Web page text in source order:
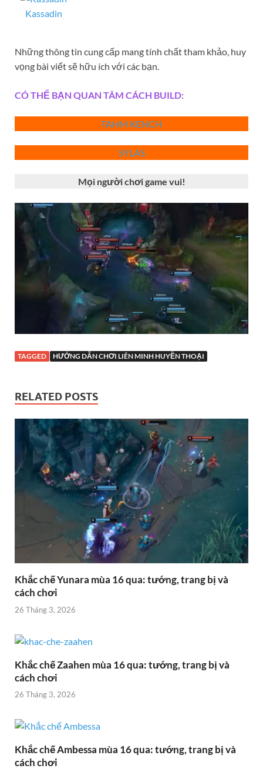
Kassadin
Những thông tin cung cấp mang tính chất tham khảo, huy
vọng bài viết sẽ hữu ích với các bạn.
CÓ THỂ BẠN QUAN TÂM CÁCH BUILD:
TAHM KENCH
SYLAS
Mọi người chơi game vui!
TAGGED HƯỚNG DẪN CHƠI LIÊN MINH HUYỀN THOẠI
RELATED POSTS
Khắc chế Yunara mùa 16 qua: tướng, trang bị và
cách chơi
26 Tháng 3, 2026
Khắc chế Zaahen mùa 16 qua: tướng, trang bị và
cách chơi
26 Tháng 3, 2026
Khắc chế Ambessa mùa 16 qua: tướng, trang bị và
cách chơi